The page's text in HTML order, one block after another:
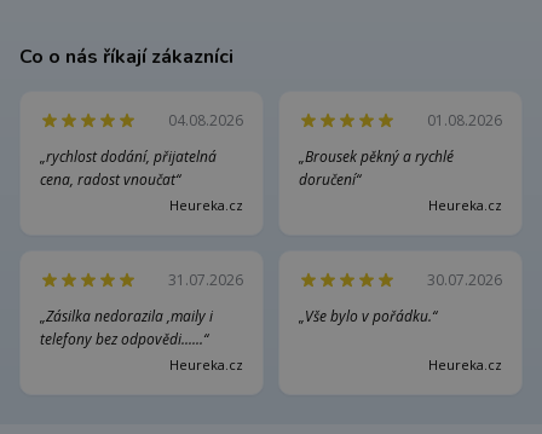
Co o nás říkají zákazníci
04.08.2026
„rychlost dodání, přijatelná
cena, radost vnoučat“
Heureka.cz
01.08.2026
„Brousek pěkný a rychlé
doručení“
Heureka.cz
31.07.2026
„Zásilka nedorazila ,maily i
telefony bez odpovědi......“
Heureka.cz
30.07.2026
„Vše bylo v pořádku.“
Heureka.cz